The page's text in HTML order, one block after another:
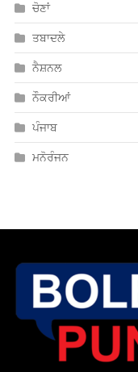
ਚੋਣਾਂ
ਤਬਾਦਲੇ
ਨੈਸ਼ਨਲ
ਨੌਕਰੀਆਂ
ਪੰਜਾਬ
ਮਨੋਰੰਜਨ